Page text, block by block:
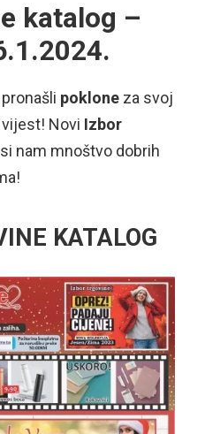
katalog –
pokloneza svoj
Novi Izbor
nam mnoštvo dobrih
KATALOG